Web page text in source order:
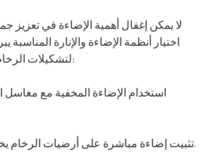
لا يمكن إغفال أهمية الإضاءة في تعزيز
اختيار أنظمة الإضاءة والإنارة المناسبة
لتشكيلات الرخام. على سبيل المثال:
استخدام الإضاءة المخفية مع
تثبيت إضاءة مباشرة على أرضيات الرخام يخلق شعوراً بالفخامة.